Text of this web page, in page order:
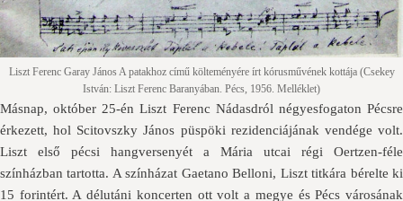
Liszt Ferenc Garay János A patakhoz című költeményére írt kórusművének kottája (Csekey
István: Liszt Ferenc Baranyában. Pécs, 1956. Melléklet)
Másnap, október 25-én Liszt Ferenc Nádasdról négyesfogaton Pécsre
érkezett, hol Scitovszky János püspöki rezidenciájának vendége volt.
Liszt első pécsi hangversenyét a Mária utcai régi Oertzen-féle
színházban tartotta. A színházat Gaetano Belloni, Liszt titkára bérelte ki
15 forintért. A délutáni koncerten ott volt a megye és Pécs városának